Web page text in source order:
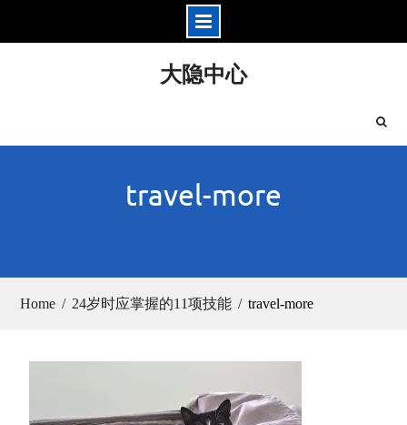
大隐中心
travel-more
Home 24岁时应掌握的11项技能 travel-more